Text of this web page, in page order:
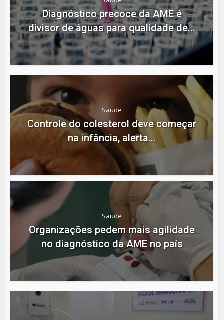
Diagnóstico precoce da AME é
divisor de águas para qualidade de...
Saude
Controle do colesterol deve começar
na infância, alerta...
Saude
Organizações pedem mais agilidade
no diagnóstico da AME no país